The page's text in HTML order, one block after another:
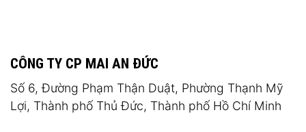
CÔNG TY CP MAI AN ĐỨC
Số 6, Đường Phạm Thận Duật, Phường Thạnh Mỹ
Lợi, Thành phố Thủ Đức, Thành phố Hồ Chí Minh